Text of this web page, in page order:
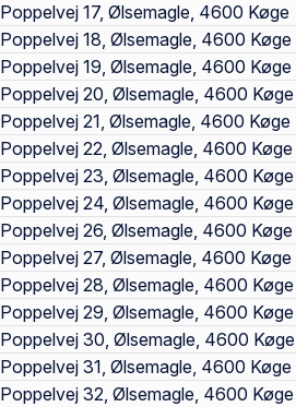
Poppelvej 17, Ølsemagle, 4600 Køge
Poppelvej 18, Ølsemagle, 4600 Køge
Poppelvej 19, Ølsemagle, 4600 Køge
Poppelvej 20, Ølsemagle, 4600 Køge
Poppelvej 21, Ølsemagle, 4600 Køge
Poppelvej 22, Ølsemagle, 4600 Køge
Poppelvej 23, Ølsemagle, 4600 Køge
Poppelvej 24, Ølsemagle, 4600 Køge
Poppelvej 26, Ølsemagle, 4600 Køge
Poppelvej 27, Ølsemagle, 4600 Køge
Poppelvej 28, Ølsemagle, 4600 Køge
Poppelvej 29, Ølsemagle, 4600 Køge
Poppelvej 30, Ølsemagle, 4600 Køge
Poppelvej 31, Ølsemagle, 4600 Køge
Poppelvej 32, Ølsemagle, 4600 Køge